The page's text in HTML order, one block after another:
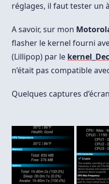
réglages, il faut tester un
A savoir, sur mon
flasher le kernel fourni
(Lillipop) par le
n’était pas compatible
Quelques captures